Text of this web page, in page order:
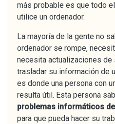
más probable es que todo
utilice un ordenador.
La mayoría de la gente no
ordenador se rompe,
necesita actualizaciones
trasladar su información de
es donde una persona con
resulta útil. Esta persona
problemas informáticos
para que pueda hacer su